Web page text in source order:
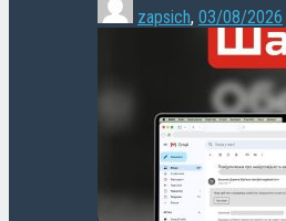
zapsich, 03/08/2026